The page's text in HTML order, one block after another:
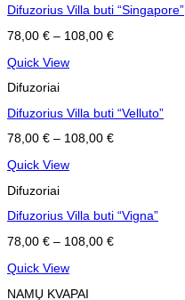
Difuzorius Villa buti “Singapore”
78,00 € – 108,00 €
Quick View
Difuzoriai
Difuzorius Villa buti “Velluto”
78,00 € – 108,00 €
Quick View
Difuzoriai
Difuzorius Villa buti “Vigna”
78,00 € – 108,00 €
Quick View
NAMŲ KVAPAI